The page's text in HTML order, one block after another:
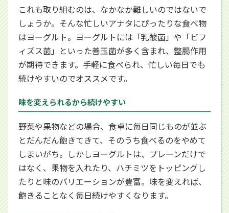
これも取り組むのは、なかなか難しいのではないで
しょうか。そんな忙しいアナタにぴったりな食べ物
はヨーグルト。ヨーグルトには「乳酸菌」や「ビフ
ィズス菌」といった善玉菌が多く含まれ、整腸作用
が期待できます。手軽に食べられ、忙しい毎日でも
続けやすいのでオススメです。
味を変えられるから続けやすい
野菜や果物などの場合、食卓に毎日同じものが並ぶ
とだんだん飽きてきて、そのうち食べるのをやめて
しまいがち。しかしヨーグルトは、プレーンだけで
はなく、果物を入れたり、ハチミツをトッピングし
たりと味のバリエーションが豊富。味を変えれば、
飽きることなく毎日続けやすくなります。